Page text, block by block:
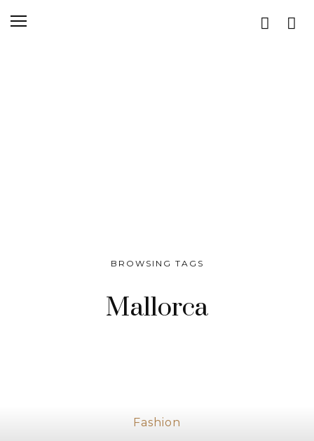
BROWSING TAGS
Mallorca
Fashion